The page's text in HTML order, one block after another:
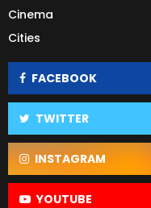
Cinema
Cities
FACEBOOK
TWITTER
INSTAGRAM
YOUTUBE